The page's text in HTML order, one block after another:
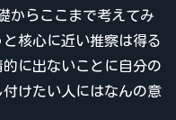
からここまで考えてみ
核心に近い推察は得る
に出ないことに自分の
けたい人にはなんの意